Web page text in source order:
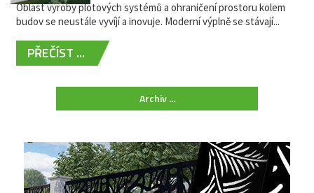
Oblast výroby plotových systémů a ohraničení prostoru kolem
budov se neustále vyvíjí a inovuje. Moderní výplně se stávají...
PŘEČÍST ...
Archiv ...